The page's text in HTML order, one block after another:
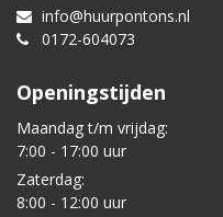
info@huurpontons.nl
0172-604073
Openingstijden
Maandag t/m vrijdag:
7:00 - 17:00 uur
Zaterdag:
8:00 - 12:00 uur